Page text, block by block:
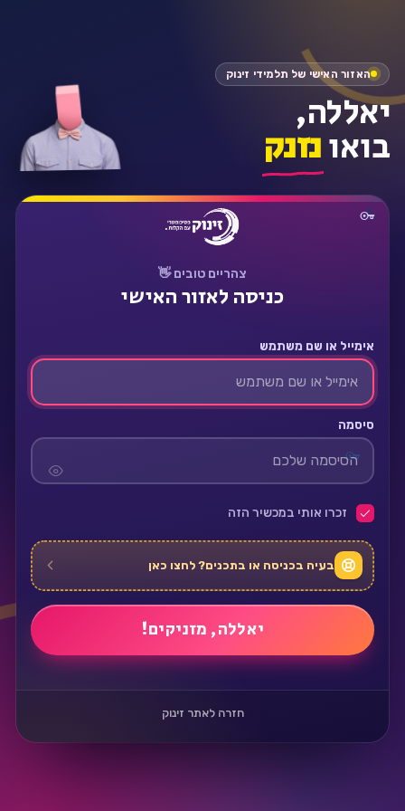
צהריים טובים 👋
כניסה לאזור האישי
אימייל או שם משתמש
סיסמה
זכרו אותי במכשיר הזה
בעיה בכניסה או בתכנים? לחצו כאן
חזרה לאתר זינוק
האזור האישי של תלמידי זינוק
יאללה,
בואונזנק